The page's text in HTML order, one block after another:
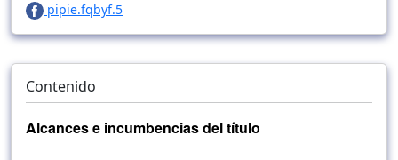
pipie.fqbyf.5
Contenido
Alcances e incumbencias del título